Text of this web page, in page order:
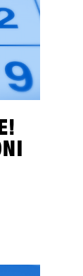
di
le
la
ST